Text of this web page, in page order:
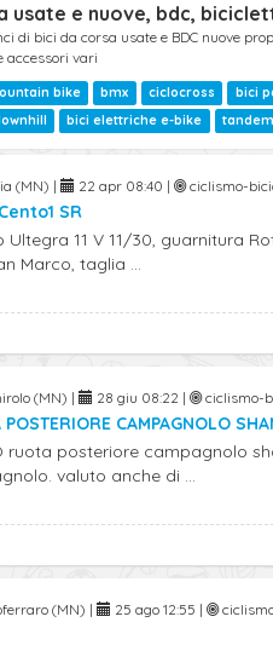
usate e nuove, bdc,
di bici da corsa usate e BDC nuove
accessori vari
bike bmx ciclocross bici
bici elettriche e-bike tandem
(MN) | 22 apr 08:40 | ciclismo-
SR
Ultegra 11 V 11/30, guarnitura
Marco, taglia ...
(MN) | 28 giu 08:22 | ciclismo-
POSTERIORE CAMPAGNOLO
ruota posteriore campagnolo
valuto anche di ...
(MN) | 25 ago 12:55 |